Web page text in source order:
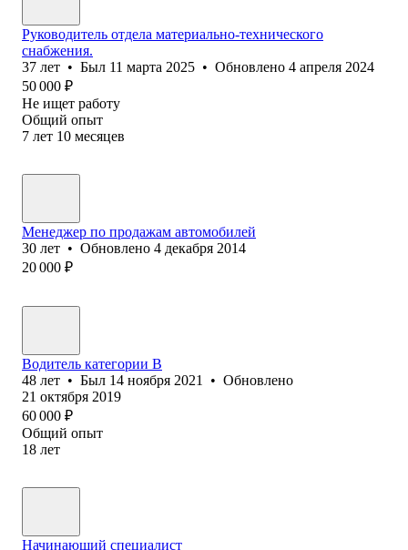
Руководитель отдела материально-технического
снабжения.
37 лет • Был 11 марта 2025 • Обновлено 4 апреля 2024
50 000 ₽
Не ищет работу
Общий опыт
7 лет 10 месяцев
Менеджер по продажам автомобилей
30 лет • Обновлено 4 декабря 2014
20 000 ₽
Водитель категории B
48 лет • Был 14 ноября 2021 • Обновлено
21 октября 2019
60 000 ₽
Общий опыт
18 лет
Начинающий специалист